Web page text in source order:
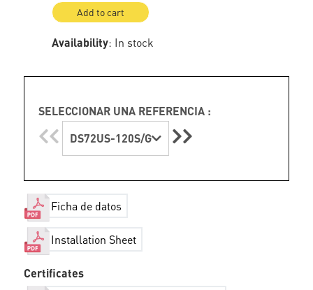
Add to cart
Availability: In stock
SELECCIONAR UNA REFERENCIA :
DS72US-120S/G
Ficha de datos
Installation Sheet
Certificates